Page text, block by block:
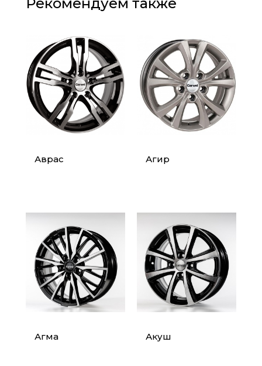
Аврас Агир
Агма Акуш